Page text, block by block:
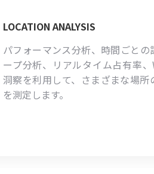
LOCATION ANALYSIS
パフォーマンス分析、時間ごとの
ープ分析、リアルタイム占有率
洞察を利用して、さまざまな場所
を測定します。